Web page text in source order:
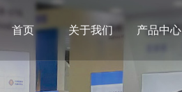
首页 关于我们 产品中心